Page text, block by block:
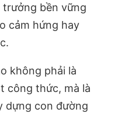
trưởng bền vững
cảm hứng hay
không phải là
công thức, mà là
dựng con đường